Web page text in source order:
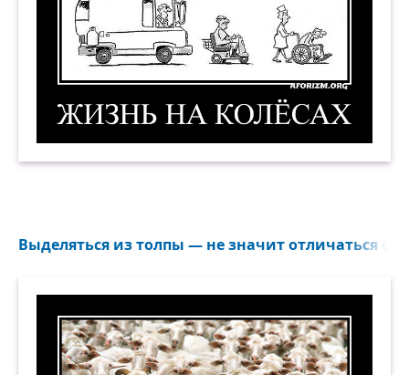
Выделяться из толпы — не значит отличаться от